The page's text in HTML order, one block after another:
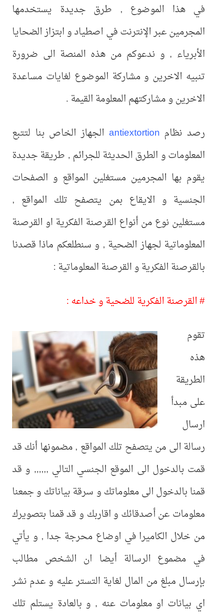
في هذا الموضوع , طرق جديدة يستخدمها
المجرمين عبر الإنترنت في اصطياد و ابتزاز الضحايا
الأبرياء , و ندعوكم من هذه المنصة الى ضرورة
تنبيه الاخرين و مشاركة الموضوع لغايات مساعدة
الاخرين و مشاركتهم المعلومة القيمة .
رصد نظام antiextortion الجهاز الخاص بنا لتتبع
المعلومات و الطرق الحديثة للجرائم , طريقة جديدة
يقوم بها المجرمين مستغلين المواقع و الصفحات
الجنسية و الايقاع بمن يتصفح تلك المواقع ,
مستغلين نوع من أنواع القرصنة الفكرية او القرصنة
المعلوماتية لجهاز الضحية , و سنطلعكم ماذا قصدنا
بالقرصنة الفكرية و القرصنة المعلوماتية :
# القرصنة الفكرية للضحية و خداعه :
تقوم
هذه
الطريقة
على مبدأ
ارسال
رسالة الى من يتصفح تلك المواقع , مضمونها أنك قد
قمت بالدخول الى الموقع الجنسي التالي ,,,,,, و قد
قمنا بالدخول الى معلوماتك و سرقة بياناتك و جمعنا
معلومات عن أصدقائك و اقاربك و قد قمنا بتصويرك
من خلال الكاميرا في اوضاع محرجة جدا , و يأتي
في مضموع الرسالة أيضا ان الشخص مطالب
بإرسال مبلغ من المال لغاية التستر عليه و عدم نشر
اي بيانات او معلومات عنه , و بالعادة يستلم تلك